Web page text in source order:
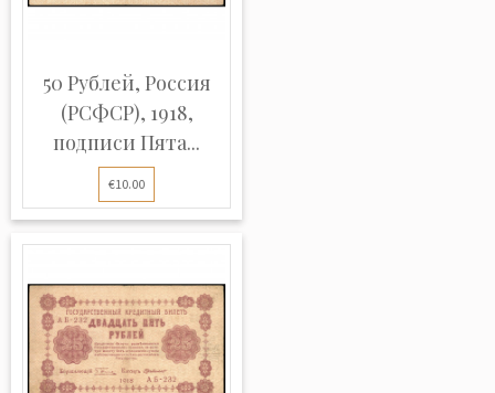
50 Рублей, Россия
(РСФСР), 1918,
подписи Пята...
€10.00